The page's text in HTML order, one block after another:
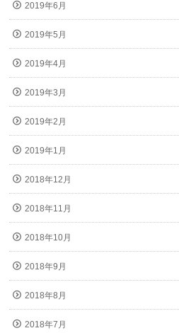
2019年6月
2019年5月
2019年4月
2019年3月
2019年2月
2019年1月
2018年12月
2018年11月
2018年10月
2018年9月
2018年8月
2018年7月